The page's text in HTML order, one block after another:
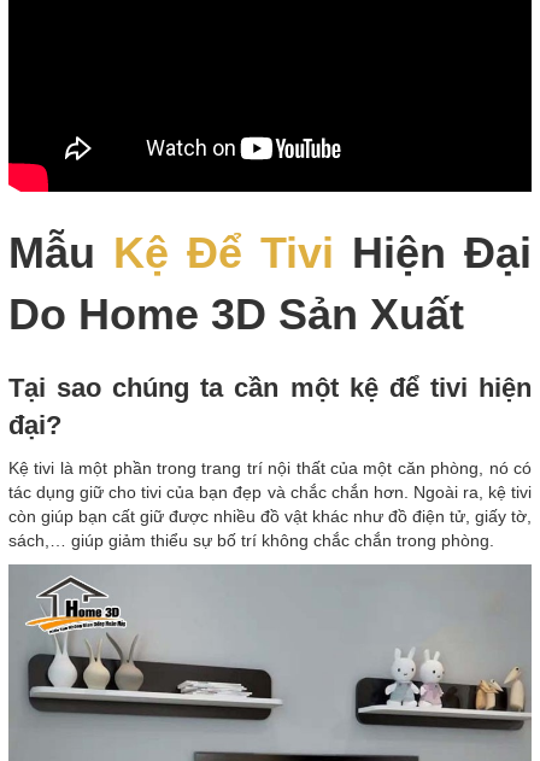
Mẫu Kệ Để Tivi Hiện Đại
Do Home 3D Sản Xuất
Tại sao chúng ta cần một kệ để tivi hiện
đại?
Kệ tivi là một phần trong trang trí nội thất của một căn phòng, nó có
tác dụng giữ cho tivi của bạn đẹp và chắc chắn hơn. Ngoài ra, kệ tivi
còn giúp bạn cất giữ được nhiều đồ vật khác như đồ điện tử, giấy tờ,
sách,… giúp giảm thiểu sự bố trí không chắc chắn trong phòng.